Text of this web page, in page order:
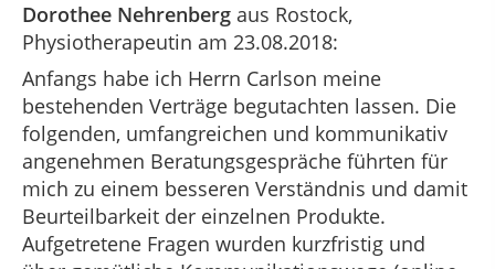
Dorothee Nehrenberg aus Rostock,
Physiotherapeutin am 23.08.2018:
Anfangs habe ich Herrn Carlson meine
bestehenden Verträge begutachten lassen. Die
folgenden, umfangreichen und kommunikativ
angenehmen Beratungsgespräche führten für
mich zu einem besseren Verständnis und damit
Beurteilbarkeit der einzelnen Produkte.
Aufgetretene Fragen wurden kurzfristig und